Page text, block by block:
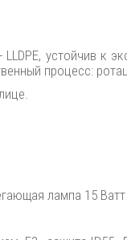
устойчив к
процесс:
лампа 15